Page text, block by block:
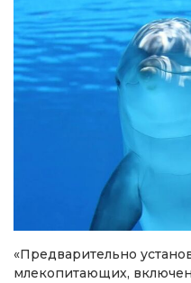
«Предварительно
млекопитающих,